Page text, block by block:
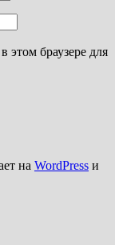
этом браузере для
на WordPress и